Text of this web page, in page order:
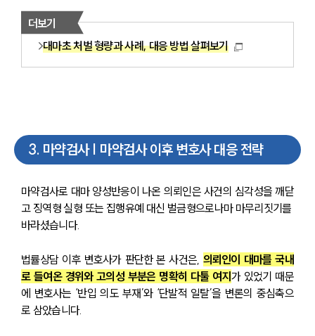
더보기
대마초 처벌 형량과 사례, 대응 방법 살펴보기
3. 마약검사 | 마약검사 이후 변호사 대응 전략
마약검사로 대마 양성반응이 나온 의뢰인은 사건의 심각성을 깨닫
고 징역형 실형 또는 집행유예 대신 벌금형으로나마 마무리짓기를
바라셨습니다.
법률상담 이후 변호사가 판단한 본 사건은, 의뢰인이 대마를 국내
로 들여온 경위와 고의성 부분은 명확히 다툴 여지가 있었기 때문
에 변호사는 ‘반입 의도 부재’와 ‘단발적 일탈’을 변론의 중심축으
로 삼았습니다.